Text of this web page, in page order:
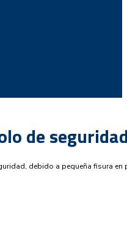
de
debido a pequeña fisura en